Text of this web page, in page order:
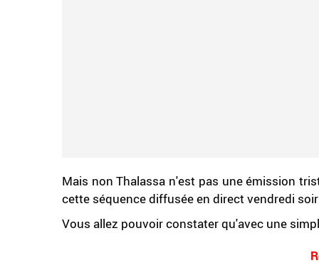
Mais non Thalassa n'est pas une émission
cette séquence diffusée en direct vendredi
Vous allez pouvoir constater qu'avec une